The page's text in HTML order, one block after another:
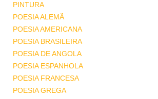
PINTURA
POESIA ALEMÃ
POESIA AMERICANA
POESIA BRASILEIRA
POESIA DE ANGOLA
POESIA ESPANHOLA
POESIA FRANCESA
POESIA GREGA